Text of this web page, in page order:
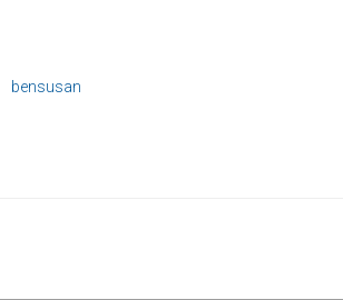
bensusan